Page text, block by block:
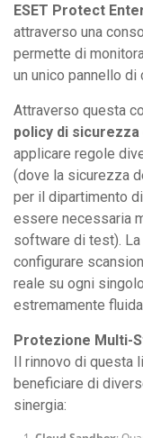
ESET Protect
attraverso una
permette di
un unico pannello di
Attraverso questa
policy di sicurezza
applicare regole
(dove la sicurezza
per il dipartimento
essere necessaria
software di test).
configurare
reale su ogni
estremamente
Protezione Multi-
Il rinnovo di questa
beneficiare di
sinergia: